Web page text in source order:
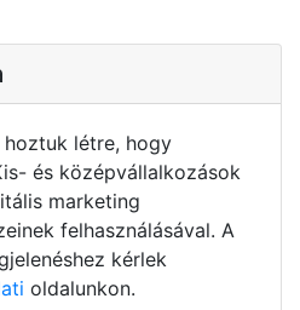
létre, hogy
és középvállalkozások
marketing
felhasználásával. A
kérlek
oldalunkon.